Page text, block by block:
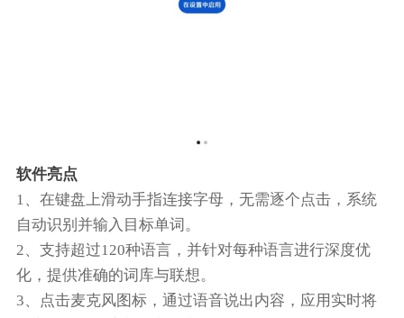
软件亮点
1、在键盘上滑动手指连接字母，无需逐个点击，系统
自动识别并输入目标单词。
2、支持超过120种语言，并针对每种语言进行深度优
化，提供准确的词库与联想。
3、点击麦克风图标，通过语音说出内容，应用实时将